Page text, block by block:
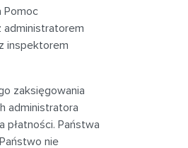
Pomoc
administratorem
inspektorem
zaksięgowania
administratora
płatności. Państwa
nie